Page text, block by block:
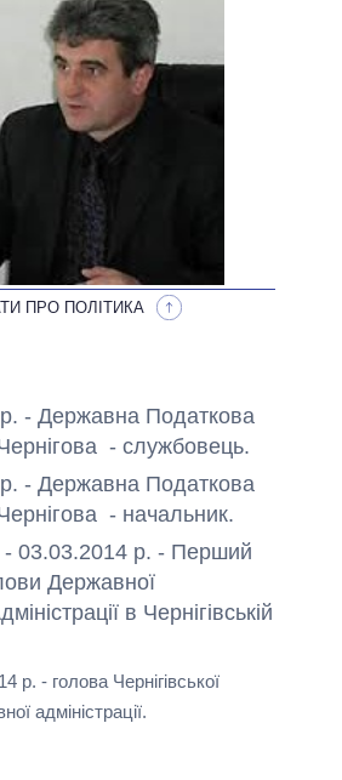
ОБІЦЯНКИ
ОБІЦЯНКИ У ПРОЦЕСІ
ВСІ ОБІЦЯНКИ
АРХІВНІ ОБІЦЯНКИ
ПРО ПОЛІТИКА
- Державна Податкова
- службовець.
- Державна Податкова
- начальник.
- 03.03.2014 р. - Перший
Державної
в Чернігівській
р. - голова Чернігівської
адміністрації.